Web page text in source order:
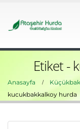
Etiket -
Anasayfa
kucukbakkalkoy hurda